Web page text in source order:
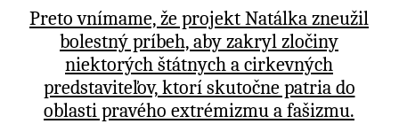
Preto vnímame, že projekt Natálka zneužil
bolestný príbeh, aby zakryl zločiny
niektorých štátnych a cirkevných
predstaviteľov, ktorí skutočne patria do
oblasti pravého extrémizmu a fašizmu.